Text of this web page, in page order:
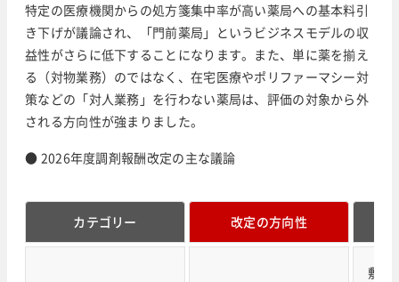
特定の医療機関からの処方箋集中率が高い薬局への基本料引
き下げが議論され、「門前薬局」というビジネスモデルの収
益性がさらに低下することになります。また、単に薬を揃え
る（対物業務）のではなく、在宅医療やポリファーマシー対
策などの「対人業務」を行わない薬局は、評価の対象から外
される方向性が強まりました。
● 2026年度調剤報酬改定の主な議論
カテゴリー 改定の方向性
敷地